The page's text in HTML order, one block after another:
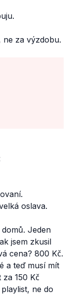
ne za výzdobu.
oslava.
Jeden
jsem zkusil
cena? 800 Kč.
a teď musí mít
150 Kč
ne do